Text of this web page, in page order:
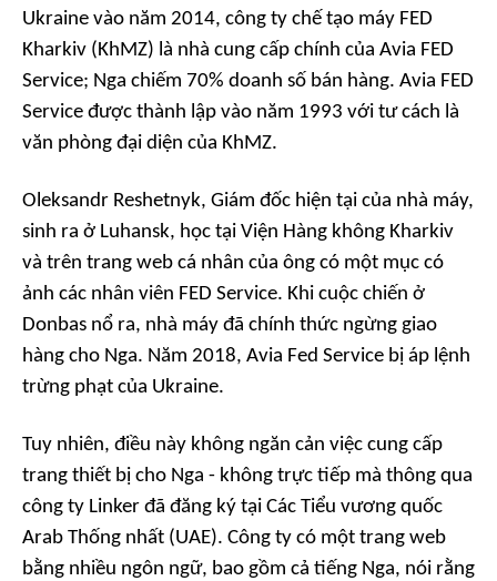
Ukraine vào năm 2014, công ty chế tạo máy FED
Kharkiv (KhMZ) là nhà cung cấp chính của Avia FED
Service; Nga chiếm 70% doanh số bán hàng. Avia FED
Service được thành lập vào năm 1993 với tư cách là
văn phòng đại diện của KhMZ.
Oleksandr Reshetnyk, Giám đốc hiện tại của nhà máy,
sinh ra ở Luhansk, học tại Viện Hàng không Kharkiv
và trên trang web cá nhân của ông có một mục có
ảnh các nhân viên FED Service. Khi cuộc chiến ở
Donbas nổ ra, nhà máy đã chính thức ngừng giao
hàng cho Nga. Năm 2018, Avia Fed Service bị áp lệnh
trừng phạt của Ukraine.
Tuy nhiên, điều này không ngăn cản việc cung cấp
trang thiết bị cho Nga - không trực tiếp mà thông qua
công ty Linker đã đăng ký tại Các Tiểu vương quốc
Arab Thống nhất (UAE). Công ty có một trang web
bằng nhiều ngôn ngữ, bao gồm cả tiếng Nga, nói rằng